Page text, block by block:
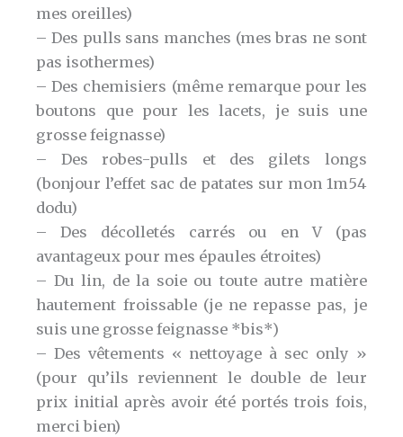
mes oreilles)
– Des pulls sans manches (mes bras ne sont
pas isothermes)
– Des chemisiers (même remarque pour les
boutons que pour les lacets, je suis une
grosse feignasse)
– Des robes-pulls et des gilets longs
(bonjour l’effet sac de patates sur mon 1m54
dodu)
– Des décolletés carrés ou en V (pas
avantageux pour mes épaules étroites)
– Du lin, de la soie ou toute autre matière
hautement froissable (je ne repasse pas, je
suis une grosse feignasse *bis*)
– Des vêtements « nettoyage à sec only »
(pour qu’ils reviennent le double de leur
prix initial après avoir été portés trois fois,
merci bien)